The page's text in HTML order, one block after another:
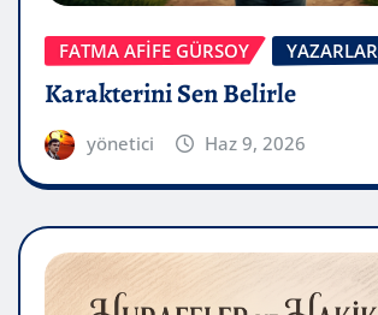
FATMA AFİFE GÜRSOY YAZARLAR
Karakterini Sen Belirle
yönetici Haz 9, 2026